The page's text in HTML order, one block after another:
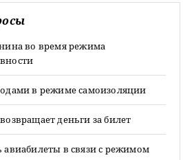
во время режима
в режиме самоизоляции
деньги за билет
в связи с режимом